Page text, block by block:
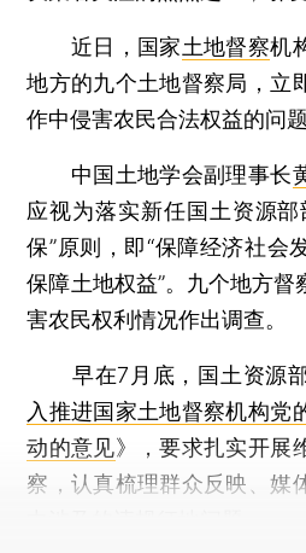
近日，国家土地督察机
地方的九个土地督察局，立
作中侵害农民合法权益的问题
中国土地学会副理事长
应视为落实新任国土资源部
保”原则，即“保障经济社会
保障土地权益”。九个地方
害农民权利情况作出调查。
早在7月底，国土资源部
入推进国家土地督察机构党
动的意见》，要求扎实开展
察，认真梳理群众反映、媒